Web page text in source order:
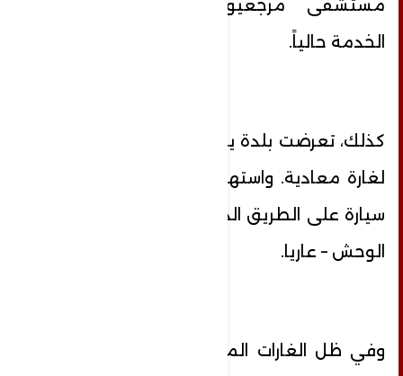
مستشفى مرجعيون الحكومي خارج
الخدمة حالياً.
كذلك، تعرضت بلدة يانوح في قضاء جبيل
لغارة معادية. واستهدفت مسيّرة معادية
سيارة على الطريق الدولية في محلة ضهر
الوحش – عاريا.
وفي ظل الغارات المكثفة للعدو وإنذارات